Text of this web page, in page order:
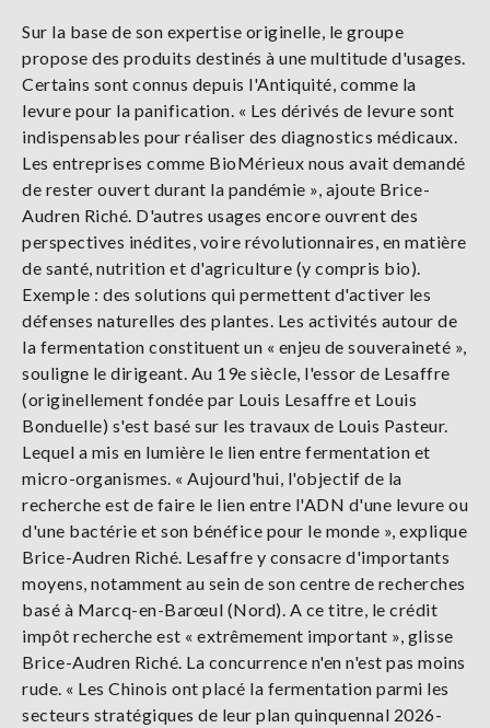
Sur la base de son expertise originelle, le groupe
propose des produits destinés à une multitude d'usages.
Certains sont connus depuis l'Antiquité, comme la
levure pour la panification. « Les dérivés de levure sont
indispensables pour réaliser des diagnostics médicaux.
Les entreprises comme BioMérieux nous avait demandé
de rester ouvert durant la pandémie », ajoute Brice-
Audren Riché. D'autres usages encore ouvrent des
perspectives inédites, voire révolutionnaires, en matière
de santé, nutrition et d'agriculture (y compris bio).
Exemple : des solutions qui permettent d'activer les
défenses naturelles des plantes. Les activités autour de
la fermentation constituent un « enjeu de souveraineté »,
souligne le dirigeant. Au 19e siècle, l'essor de Lesaffre
(originellement fondée par Louis Lesaffre et Louis
Bonduelle) s'est basé sur les travaux de Louis Pasteur.
Lequel a mis en lumière le lien entre fermentation et
micro-organismes. « Aujourd'hui, l'objectif de la
recherche est de faire le lien entre l'ADN d'une levure ou
d'une bactérie et son bénéfice pour le monde », explique
Brice-Audren Riché. Lesaffre y consacre d'importants
moyens, notamment au sein de son centre de recherches
basé à Marcq-en-Barœul (Nord). A ce titre, le crédit
impôt recherche est « extrêmement important », glisse
Brice-Audren Riché. La concurrence n'en n'est pas moins
rude. « Les Chinois ont placé la fermentation parmi les
secteurs stratégiques de leur plan quinquennal 2026-